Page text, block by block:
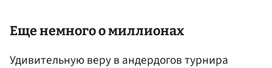
Еще немного о миллионах
Удивительную веру в андердогов турнира